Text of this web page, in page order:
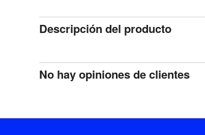
Descripción del producto
No hay opiniones de clientes